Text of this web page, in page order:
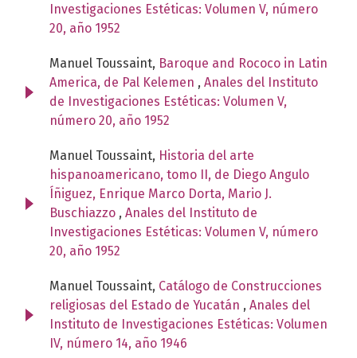
Investigaciones Estéticas: Volumen V, número
20, año 1952
Manuel Toussaint, Baroque and Rococo in Latin
America, de Pal Kelemen , Anales del Instituto
de Investigaciones Estéticas: Volumen V,
número 20, año 1952
Manuel Toussaint, Historia del arte
hispanoamericano, tomo II, de Diego Angulo
Íñiguez, Enrique Marco Dorta, Mario J.
Buschiazzo , Anales del Instituto de
Investigaciones Estéticas: Volumen V, número
20, año 1952
Manuel Toussaint, Catálogo de Construcciones
religiosas del Estado de Yucatán , Anales del
Instituto de Investigaciones Estéticas: Volumen
IV, número 14, año 1946